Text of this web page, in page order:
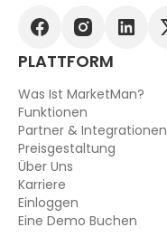
PLATTFORM
Was Ist MarketMan?
Funktionen
Partner & Integrationen
Preisgestaltung
Über Uns
Karriere
Einloggen
Eine Demo Buchen